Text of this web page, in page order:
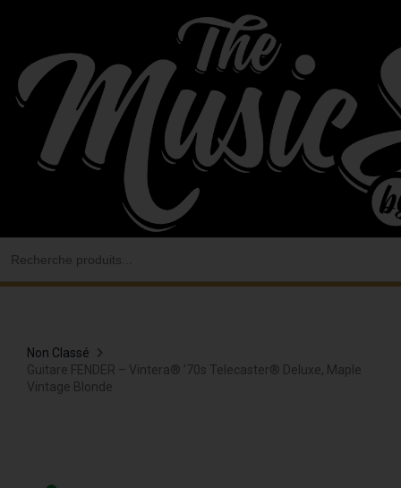
contenu
Non Classé
Guitare FENDER – Vintera® ’70s Telecaster® Deluxe, Maple
Vintage Blonde